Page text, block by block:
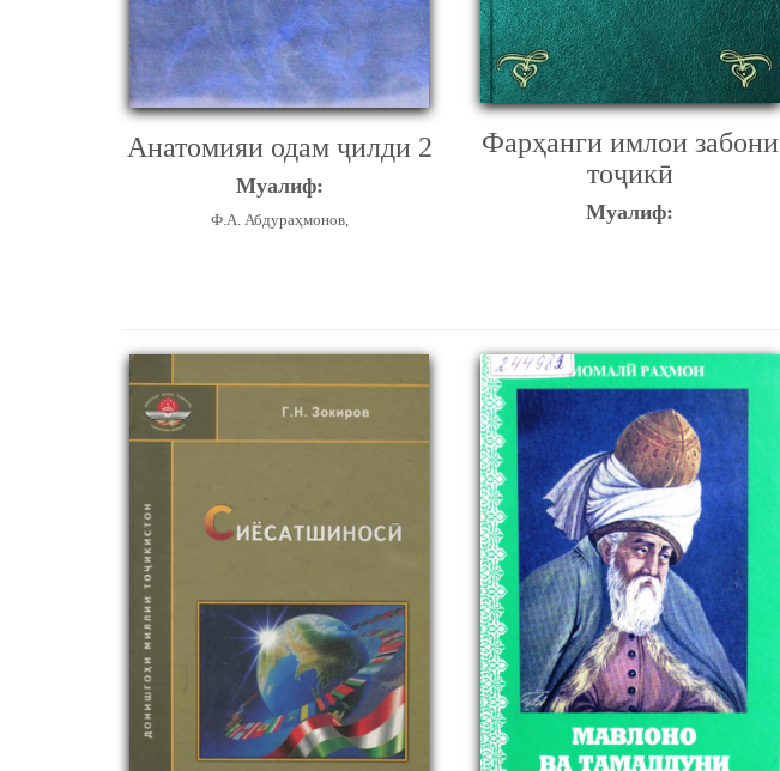
Анатомияи одам ҷилди 2
Муалиф:
Ф.А. Абдураҳмонов,
Фарҳанги имлои забони
тоҷикӣ
Муалиф: